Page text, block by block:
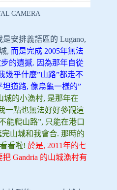
CAMERA
安排義語區的 Lugano,
, 而是完成 2005年無法
步的遺撼. 因為那年自從
幾乎什麼”山路”都走不
道路, 像烏龜一樣的”
城的小漁村, 是那年在
一點也無法好好參觀這
能爬山路”, 只能在港口
山城和我會合. 那時的
看啦! 於是, 2011年的七
Gandria 的山城漁村有